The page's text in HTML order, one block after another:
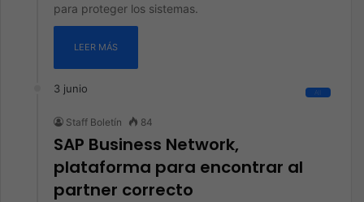
para proteger los sistemas.
LEER MÁS
3 junio All
Staff Boletín 84
SAP Business Network,
plataforma para encontrar al
partner correcto